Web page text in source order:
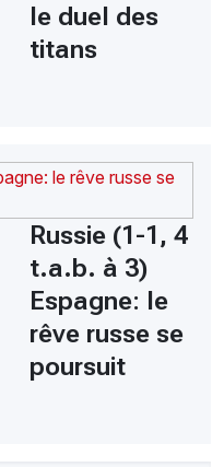
le duel des
titans
Russie (1-1, 4
t.a.b. à 3)
Espagne: le
rêve russe se
poursuit